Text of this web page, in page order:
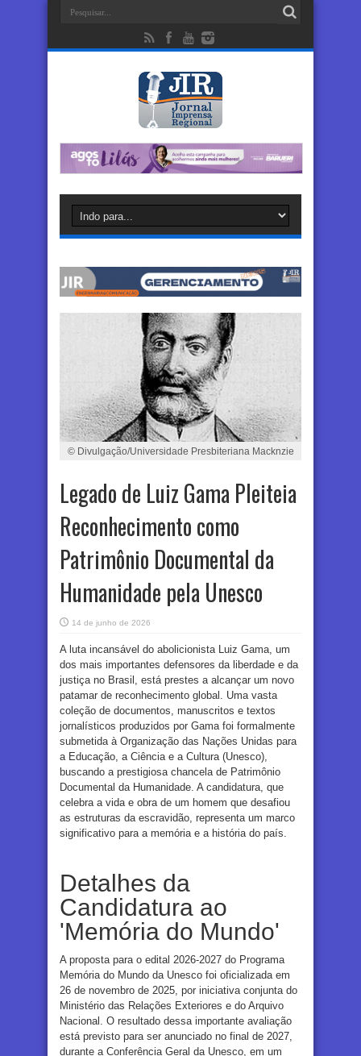
© Divulgação/Universidade Presbiteriana Macknzie
Legado de Luiz Gama Pleiteia
Reconhecimento como
Patrimônio Documental da
Humanidade pela Unesco
14 de junho de 2026
A luta incansável do abolicionista Luiz Gama, um
dos mais importantes defensores da liberdade e da
justiça no Brasil, está prestes a alcançar um novo
patamar de reconhecimento global. Uma vasta
coleção de documentos, manuscritos e textos
jornalísticos produzidos por Gama foi formalmente
submetida à Organização das Nações Unidas para
a Educação, a Ciência e a Cultura (Unesco),
buscando a prestigiosa chancela de Patrimônio
Documental da Humanidade. A candidatura, que
celebra a vida e obra de um homem que desafiou
as estruturas da escravidão, representa um marco
significativo para a memória e a história do país.
Detalhes da
Candidatura ao
'Memória do Mundo'
A proposta para o edital 2026-2027 do Programa
Memória do Mundo da Unesco foi oficializada em
26 de novembro de 2025, por iniciativa conjunta do
Ministério das Relações Exteriores e do Arquivo
Nacional. O resultado dessa importante avaliação
está previsto para ser anunciado no final de 2027,
durante a Conferência Geral da Unesco, em um